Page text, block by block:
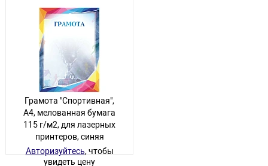
Грамота "Спортивная",
A4, мелованная бумага
115 г/м2, для лазерных
принтеров, синяя
Авторизуйтесь, чтобы
увидеть цену